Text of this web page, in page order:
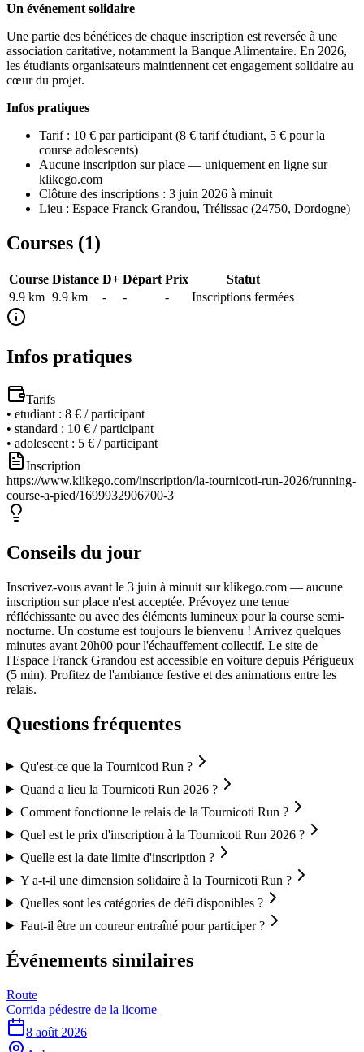
Un événement solidaire
Une partie des bénéfices de chaque inscription est reversée à une
association caritative, notamment la Banque Alimentaire. En 2026,
les étudiants organisateurs maintiennent cet engagement solidaire au
cœur du projet.
Infos pratiques
Tarif : 10 € par participant (8 € tarif étudiant, 5 € pour la
course adolescents)
Aucune inscription sur place — uniquement en ligne sur
klikego.com
Clôture des inscriptions : 3 juin 2026 à minuit
Lieu : Espace Franck Grandou, Trélissac (24750, Dordogne)
Courses (1)
Course Distance D+ Départ Prix
Statut
9.9 km 9.9 km - - - Inscriptions fermées
Infos pratiques
Tarifs
• etudiant : 8 € / participant
• standard : 10 € / participant
• adolescent : 5 € / participant
Inscription
https://www.klikego.com/inscription/la-tournicoti-run-2026/running-
course-a-pied/1699932906700-3
Conseils du jour
Inscrivez-vous avant le 3 juin à minuit sur klikego.com — aucune
inscription sur place n'est acceptée. Prévoyez une tenue
réfléchissante ou avec des éléments lumineux pour la course semi-
nocturne. Un costume est toujours le bienvenu ! Arrivez quelques
minutes avant 20h00 pour l'échauffement collectif. Le site de
l'Espace Franck Grandou est accessible en voiture depuis Périgueux
(5 min). Profitez de l'ambiance festive et des animations entre les
relais.
Questions fréquentes
Qu'est-ce que la Tournicoti Run ?
Quand a lieu la Tournicoti Run 2026 ?
Comment fonctionne le relais de la Tournicoti Run ?
Quel est le prix d'inscription à la Tournicoti Run 2026 ?
Quelle est la date limite d'inscription ?
Y a-t-il une dimension solidaire à la Tournicoti Run ?
Quelles sont les catégories de défi disponibles ?
Faut-il être un coureur entraîné pour participer ?
Événements similaires
Route
Corrida pédestre de la licorne
8 août 2026